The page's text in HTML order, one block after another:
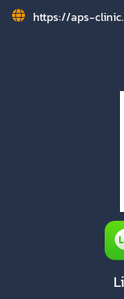
https://aps-